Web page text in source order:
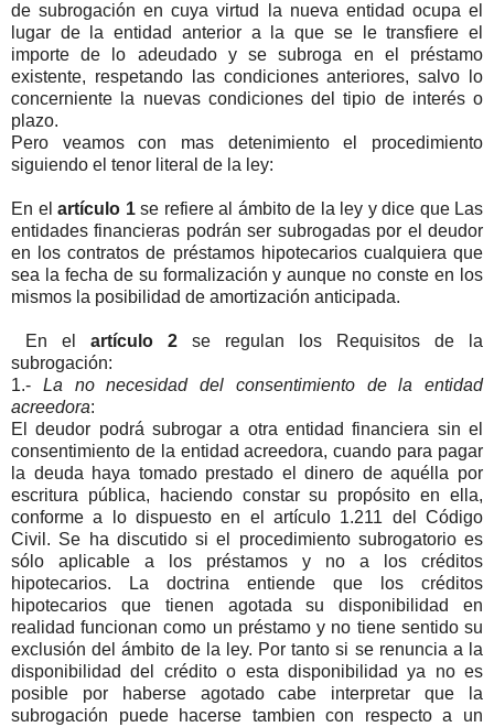
de subrogación en cuya virtud la nueva entidad ocupa el
lugar de la entidad anterior a la que se le transfiere el
importe de lo adeudado y se subroga en el préstamo
existente, respetando las condiciones anteriores, salvo lo
concerniente la nuevas condiciones del tipio de interés o
plazo.
Pero veamos con mas detenimiento el procedimiento
siguiendo el tenor literal de la ley:
En el artículo 1se refiere al ámbito de la ley y dice que Las
entidades financieras podrán ser subrogadas por el deudor
en los contratos de préstamos hipotecarios cualquiera que
sea la fecha de su formalización y aunque no conste en los
mismos la posibilidad de amortización anticipada.
En el artículo 2 se regulan los Requisitos de la
subrogación:
1.- La no necesidad del consentimiento de la entidad
acreedora:
El deudor podrá subrogar a otra entidad financiera sin el
consentimiento de la entidad acreedora, cuando para pagar
la deuda haya tomado prestado el dinero de aquélla por
escritura pública, haciendo constar su propósito en ella,
conforme a lo dispuesto en el artículo 1.211 del Código
Civil. Se ha discutido si el procedimiento subrogatorio es
sólo aplicable a los préstamos y no a los créditos
hipotecarios. La doctrina entiende que los créditos
hipotecarios que tienen agotada su disponibilidad en
realidad funcionan como un préstamo y no tiene sentido su
exclusión del ámbito de la ley. Por tanto si se renuncia a la
disponibilidad del crédito o esta disponibilidad ya no es
posible por haberse agotado cabe interpretar que la
subrogación puede hacerse tambien con respecto a un